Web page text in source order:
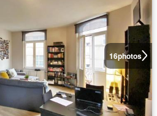
16photos